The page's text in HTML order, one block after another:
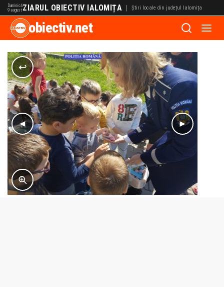
Duminică
9 august ZIARUL OBIECTIV IALOMIȚA | Știri locale din județul Ialomița
obiectiv.net